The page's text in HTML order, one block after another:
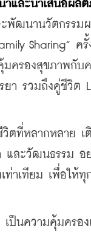
าและนำเสนอ
ะพัฒนานวัตกรร
Sharing” ครั้
ครองสุขภาพกับ
ยา รวมถึงคู่ชีวิต
หลากหลาย เติ
และวัฒนธรรม
าเทียม เพื่อให้
ความคุ้มครองเ